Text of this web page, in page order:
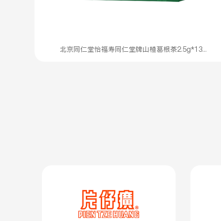
北京同仁堂怡福寿同仁堂牌山楂葛根茶2.5g*13...